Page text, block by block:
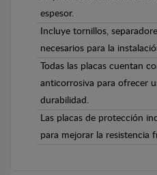
espesor.
Incluye tornillos,
necesarios para la
Todas las placas cuentan
anticorrosiva para ofrecer
durabilidad.
Las placas de protección
para mejorar la resistencia